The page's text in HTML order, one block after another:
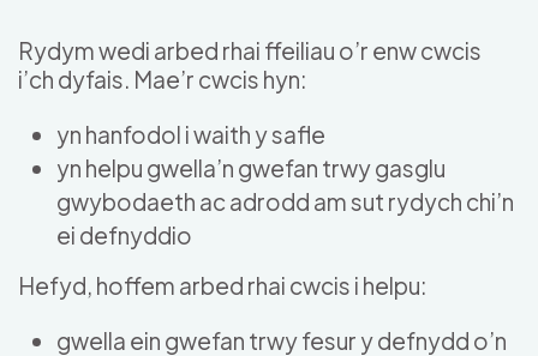
Rydym wedi arbed rhai ffeiliau o’r enw cwcis
i’ch dyfais. Mae’r cwcis hyn:
yn hanfodol i waith y safle
yn helpu gwella’n gwefan trwy gasglu
gwybodaeth ac adrodd am sut rydych chi’n
ei defnyddio
Hefyd, hoffem arbed rhai cwcis i helpu:
gwella ein gwefan trwy fesur y defnydd o’n